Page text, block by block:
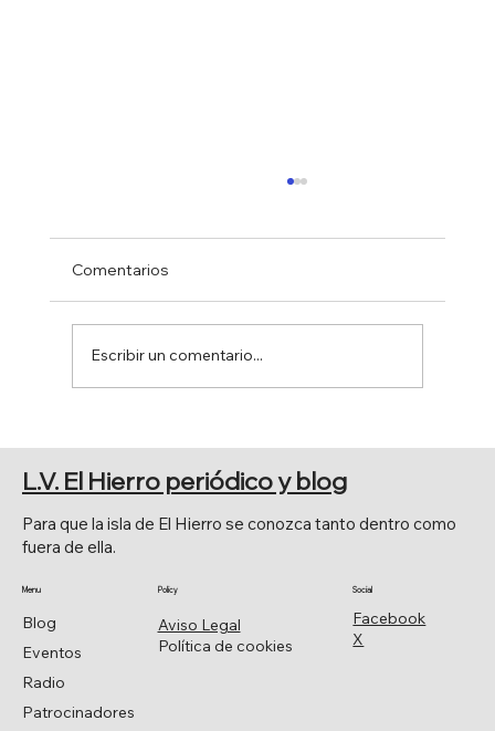
DÍPLOMACIA CIENTÍFICA
Comentarios
Escribir un comentario...
Facebook
X
Social
Aviso Legal
Política de cookies
Policy
Blog
Eventos
Radio
Patrocinadores
Menu
Para que la isla de El Hierro se conozca tanto dentro como
fuera de ella.
L.V. El Hierro periódico y blog